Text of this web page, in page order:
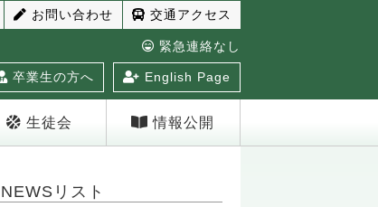
交通アクセス
お問い合わせ
緊急連絡なし
卒業生の方へ English Page
生徒会 情報公開
NEWSリスト